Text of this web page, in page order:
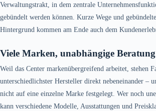
Verwaltungstrakt, in dem zentrale
gebündelt werden können. Kurze Wege und
Hintergrund kommen am Ende auch dem
Viele Marken, unabhängige Beratung
Weil das Center markenübergreifend arbeitet, stehen
unterschiedlichster Hersteller direkt nebeneinander –
nicht auf eine einzelne Marke festgelegt. Wer noch
kann verschiedene Modelle, Ausstattungen und